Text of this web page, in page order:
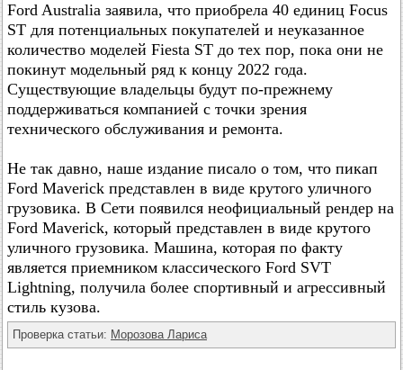
Ford Australia заявила, что приобрела 40 единиц Focus
ST для потенциальных покупателей и неуказанное
количество моделей Fiesta ST до тех пор, пока они не
покинут модельный ряд к концу 2022 года.
Существующие владельцы будут по-прежнему
поддерживаться компанией с точки зрения
технического обслуживания и ремонта.
Не так давно, наше издание писало о том, что пикап
Ford Maverick представлен в виде крутого уличного
грузовика. В Сети появился неофициальный рендер на
Ford Maverick, который представлен в виде крутого
уличного грузовика. Машина, которая по факту
является приемником классического Ford SVT
Lightning, получила более спортивный и агрессивный
стиль кузова.
Проверка статьи: Морозова Лариса